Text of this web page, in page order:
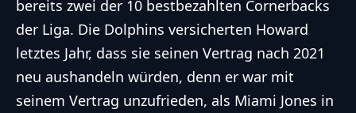
bereits zwei der 10 bestbezahlten Cornerbacks
der Liga. Die Dolphins versicherten Howard
letztes Jahr, dass sie seinen Vertrag nach 2021
neu aushandeln würden, denn er war mit
seinem Vertrag unzufrieden, als Miami Jones in